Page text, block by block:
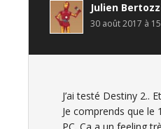
Julien
30 août 2017 à
J’ai testé Destiny 2..
Je comprends que